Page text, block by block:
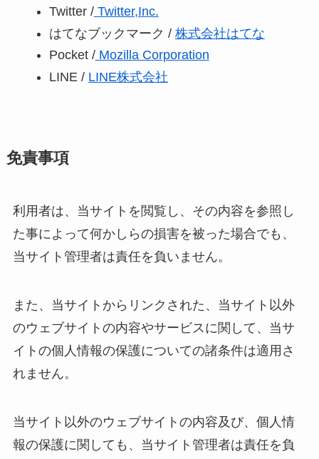
Twitter /Twitter,Inc.
はてなブックマーク / 株式会社はてな
Pocket /Mozilla Corporation
LINE / LINE株式会社
免責事項
利用者は、当サイトを閲覧し、その内容を参照し
た事によって何かしらの損害を被った場合でも、
当サイト管理者は責任を負いません。
また、当サイトからリンクされた、当サイト以外
のウェブサイトの内容やサービスに関して、当サ
イトの個人情報の保護についての諸条件は適用さ
れません。
当サイト以外のウェブサイトの内容及び、個人情
報の保護に関しても、当サイト管理者は責任を負